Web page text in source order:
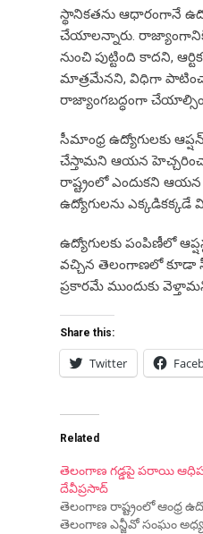
స్థానికతను ఆధారంగానే
చేయాలన్నారు.
నుంచి పుట్టింది కాదని,
మాత్రమేనని, విధిగా
రాజ్యాంగబద్ధంగా
సీమాంధ్ర ఉద్యోగులకు
చేస్తామని ఆయన
రాష్ట్రంలో ఎందుకని
ఉద్యోగులను
ఉద్యోగులకు పంపిణీలో
వచ్చిన తెలంగాణలో కూడా
ప్రకారమే ముందుకు
Share this:
Twitter
Related
తెలంగాణ గడ్డపై పరాయి
దేవీప్రసాద్
తెలంగాణ రాష్ట్రంలో ఆంధ్ర
తెలంగాణ ఎన్జీవో సంఘం